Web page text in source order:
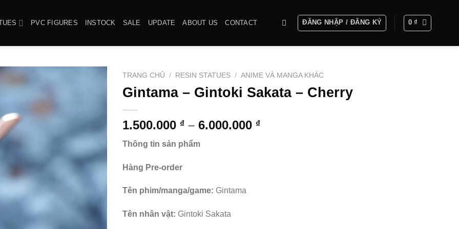
PVC FIGURES INSTOCK SALE UPDATE ABOUT US CONTACT ĐĂNG NHẬP / ĐĂNG KÝ 0₫
TRANG CHỦ / RESIN STATUES / ANIME VÀ MANGA KHÁC
Gintama – Gintoki Sakata – Cherry
1.500.000 ₫ – 6.000.000 ₫Khoảng
Thông tin sản phẩm
Hàng Pre-order
Tên phim/manga/game: Gintama
Tên nhân vật: Gintoki Sakata